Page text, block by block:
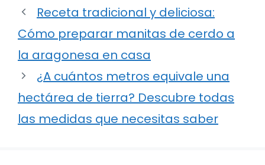
Receta tradicional y deliciosa:
Cómo preparar manitas de cerdo a
la aragonesa en casa
¿A cuántos metros equivale una
hectárea de tierra? Descubre todas
las medidas que necesitas saber